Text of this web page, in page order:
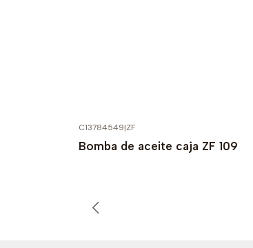
C13784549|ZF
Bomba de aceite caja ZF 109